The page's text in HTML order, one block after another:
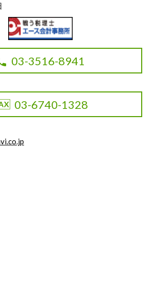
03-3516-8941
03-6740-1328